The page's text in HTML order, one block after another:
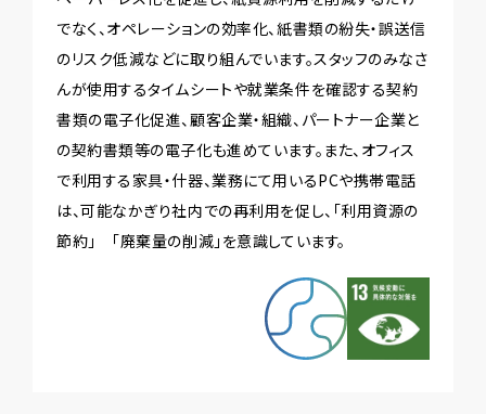
でなく、オペレーションの効率化、紙書類の紛失・誤送信
のリスク低減などに取り組んでいます。スタッフのみなさ
んが使用するタイムシートや就業条件を確認する契約
書類の電子化促進、顧客企業・組織、パートナー企業と
の契約書類等の電子化も進めています。また、オフィス
で利用する家具・什器、業務にて用いるPCや携帯電話
は、可能なかぎり社内での再利用を促し、「利用資源の
節約」 「廃棄量の削減」を意識しています。